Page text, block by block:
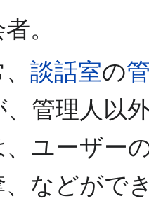
。
談話室の
、管理人以
、ユーザー
、などがで